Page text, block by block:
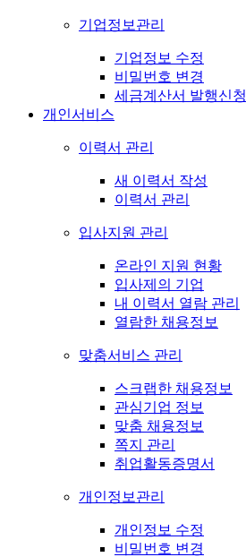
기업정보관리
기업정보 수정
비밀번호 변경
세금계산서 발행신청
개인서비스
이력서 관리
새 이력서 작성
이력서 관리
입사지원 관리
온라인 지원 현황
입사제의 기업
내 이력서 열람 관리
열람한 채용정보
맞춤서비스 관리
스크랩한 채용정보
관심기업 정보
맞춤 채용정보
쪽지 관리
취업활동증명서
개인정보관리
개인정보 수정
비밀번호 변경